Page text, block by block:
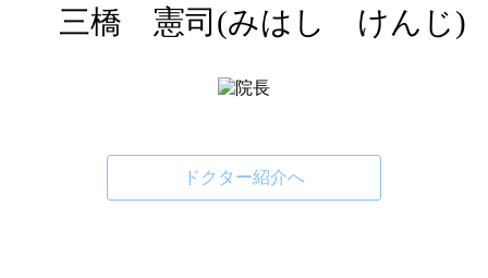
三橋 憲司(みはし けんじ)
ドクター紹介へ